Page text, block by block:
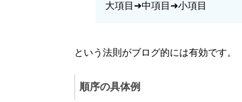
大項目➜中項目➜小項目
という法則がブログ的には有効です。
順序の具体例